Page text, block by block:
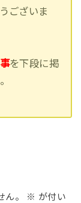
ございま
を下段に掲
。 ※ が付い